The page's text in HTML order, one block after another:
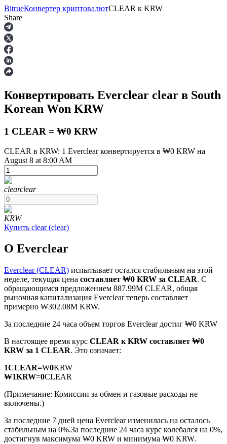
Фьючерсы
USDT-фьючерсы
обеспечения
Фьючерсы на COIN-M
Криптовалютные фьючерсы
TradFi
Деривативы на акции, форекс, драгоценные металлы и
сырьевые товары
BitrueКонвертер криптовалютCLEAR к KRW
Share
Конвертировать Everclear clear в South
Korean Won KRW
1 CLEAR = ₩0 KRW
CLEAR в KRW: 1 Everclear конвертируется в ₩0 KRW на
August 8 at 8:00 AM
clearclear
KRW
Купить clear(clear)
О Everclear
Everclear (CLEAR) испытывает остался стабильным на этой
неделе, текущая цена составляет ₩0 KRW за CLEAR. С
обращающимся предложением 887.99M CLEAR, общая
рыночная капитализация Everclear теперь составляет
примерно ₩302.08M KRW.
За последние 24 часа объем торгов Everclear достиг ₩0 KRW
В настоящее время курс CLEAR к KRW составляет ₩0
KRW за 1 CLEAR. Это означает:
1CLEAR=₩0KRW
₩1KRW=0CLEAR
(Примечание: Комиссии за обмен и газовые расходы не
включены.)
За последние 7 дней цена Everclear изменилась на осталось
стабильным на 0%.За последние 24 часа курс колебался на 0%,
достигнув максимума ₩0 KRW и минимума ₩0 KRW.